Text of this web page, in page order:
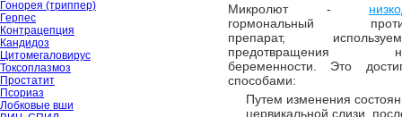
Гонорея (триппер)
Герпес
Контрацепция
Кандидоз
Цитомегаловирус
Токсоплазмоз
Простатит
Псориаз
Лобковые вши
Микролют -
гормональный
препарат,
предотвращения
беременности. Это
способами:
Путем изменения
цервикальной слизи,